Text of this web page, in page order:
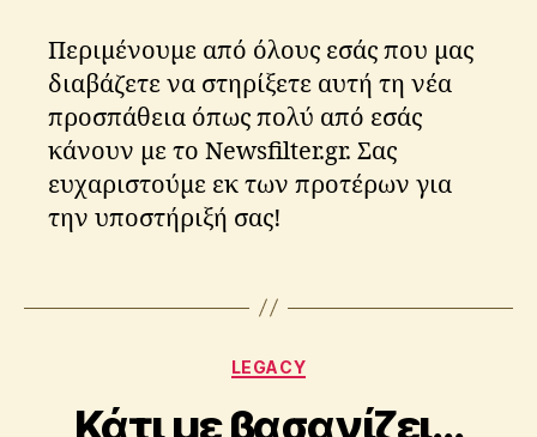
Περιμένουμε από όλους εσάς που μας
διαβάζετε να στηρίξετε αυτή τη νέα
προσπάθεια όπως πολύ από εσάς
κάνουν με το Newsfilter.gr. Σας
ευχαριστούμε εκ των προτέρων για
την υποστήριξή σας!
n
e
w
s
fi
Categories
LEGACY
Κάτι με βασανίζει…
t